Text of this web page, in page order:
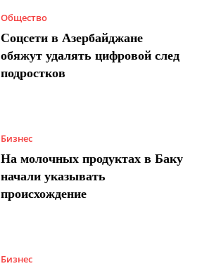
Общество
Соцсети в Азербайджане
обяжут удалять цифровой след
подростков
Бизнес
На молочных продуктах в Баку
начали указывать
происхождение
Бизнес